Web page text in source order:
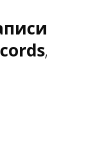
,